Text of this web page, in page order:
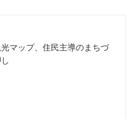
マップ、住民主導のまちづ
し